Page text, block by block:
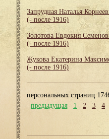
Запрудная Наталья
(- после 1916)
Золотова Евдокия
(- после 1916)
Жукова Екатерина
(- после 1916)
персональных страниц
предыдущая
1 2 3 4